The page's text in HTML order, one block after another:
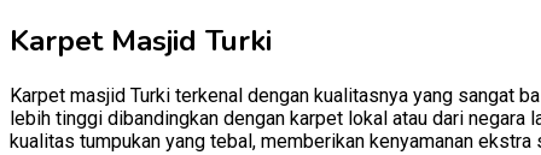
Karpet Masjid Turki
Karpet masjid Turki terkenal dengan kualitasnya yang sangat
lebih tinggi dibandingkan dengan karpet lokal atau dari negara
kualitas tumpukan yang tebal, memberikan kenyamanan